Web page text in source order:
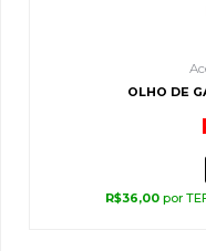
OLHO DE
R$36,00 por